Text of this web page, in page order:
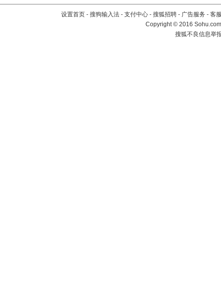
设置首页 - 搜狗输入法 - 支付中心 - 搜狐招聘 - 广告服务 - 客
Copyright©2016
搜狐不良信息举